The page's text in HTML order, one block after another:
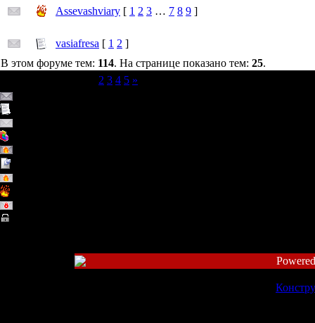
Assevashviary [ 1 2 3 … 7 8 9 ]
vasiafresa [ 1 2 ]
В этом форуме тем: 114. На странице показано тем: 25.
2 3 4 5 »